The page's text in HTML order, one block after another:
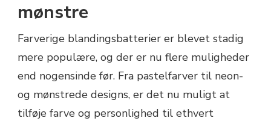
mønstre
Farverige blandingsbatterier er blevet stadig
mere populære, og der er nu flere muligheder
end nogensinde før. Fra pastelfarver til neon-
og mønstrede designs, er det nu muligt at
tilføje farve og personlighed til ethvert